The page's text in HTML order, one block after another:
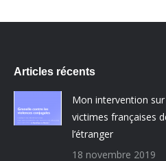
Articles récents
Mon intervention
victimes françaises
l’étranger
18 novembre 2019